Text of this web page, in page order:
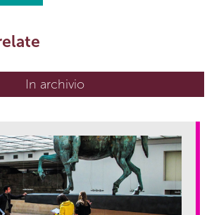
In archivio